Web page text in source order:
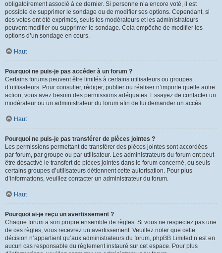
obligatoirement associé à ce dernier. Si personne n’a encore voté, il est
possible de supprimer le sondage ou de modifier ses options. Cependant, si
des votes ont été exprimés, seuls les modérateurs et les administrateurs
peuvent modifier ou supprimer le sondage. Cela empêche de modifier les
options d’un sondage en cours.
Haut
Pourquoi ne puis-je pas accéder à un forum ?
Certains forums peuvent être limités à certains utilisateurs ou groupes
d’utilisateurs. Pour consulter, rédiger, publier ou réaliser n’importe quelle autre
action, vous avez besoin des permissions adéquates. Essayez de contacter un
modérateur ou un administrateur du forum afin de lui demander un accès.
Haut
Pourquoi ne puis-je pas transférer de pièces jointes ?
Les permissions permettant de transférer des pièces jointes sont accordées
par forum, par groupe ou par utilisateur. Les administrateurs du forum ont peut-
être désactivé le transfert de pièces jointes dans le forum concerné, ou seuls
certains groupes d’utilisateurs détiennent cette autorisation. Pour plus
d’informations, veuillez contacter un administrateur du forum.
Haut
Pourquoi ai-je reçu un avertissement ?
Chaque forum a son propre ensemble de règles. Si vous ne respectez pas une
de ces règles, vous recevrez un avertissement. Veuillez noter que cette
décision n’appartient qu’aux administrateurs du forum, phpBB Limited n’est en
aucun cas responsable du règlement instauré sur cet espace. Pour plus